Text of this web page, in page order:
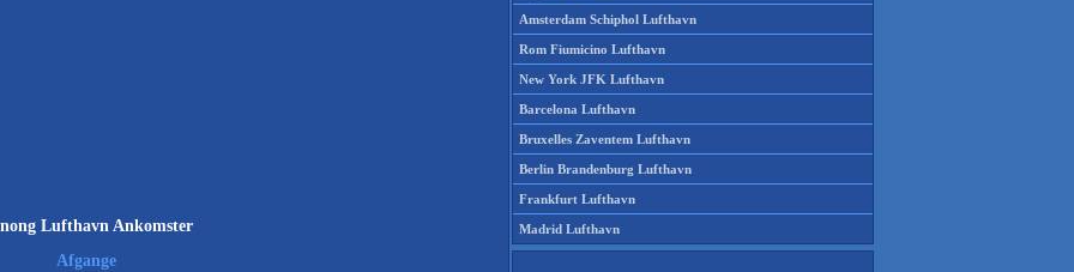
Lufthavn Ankomster
Afgange
Amsterdam Schiphol Lufthavn
Rom Fiumicino Lufthavn
New York JFK Lufthavn
Barcelona Lufthavn
Bruxelles Zaventem Lufthavn
Berlin Brandenburg Lufthavn
Frankfurt Lufthavn
Madrid Lufthavn